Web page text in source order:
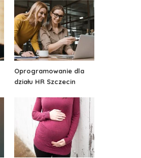
Oprogramowanie dla
działu HR Szczecin